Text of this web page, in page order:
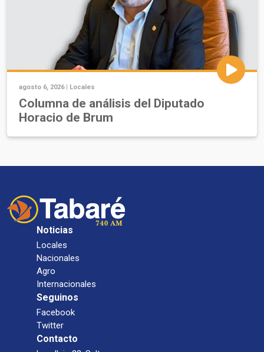
agosto 6, 2026 | Locales
Columna de análisis del Diputado
Horacio de Brum
Noticias
Locales
Nacionales
Agro
Internacionales
Seguinos
Facebook
Twitter
Contacto